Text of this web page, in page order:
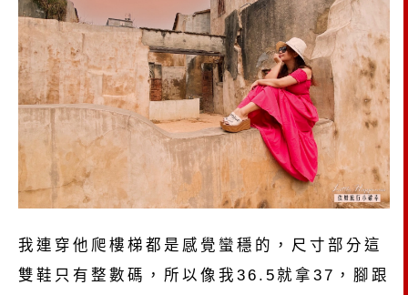
我連穿他爬樓梯都是感覺蠻穩的，尺寸部分這
雙鞋只有整數碼，所以像我36.5就拿37，腳跟